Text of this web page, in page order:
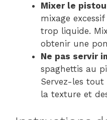
Mixer le
mixage
trop liquide.
obtenir une
Ne pas servir
spaghettis au
Servez-les
la texture et